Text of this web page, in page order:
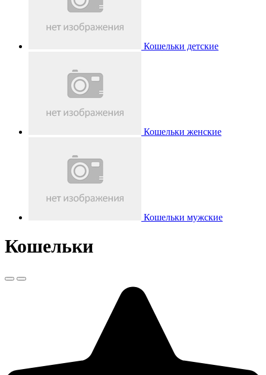
Кошельки детские
Кошельки женские
Кошельки мужские
Кошельки